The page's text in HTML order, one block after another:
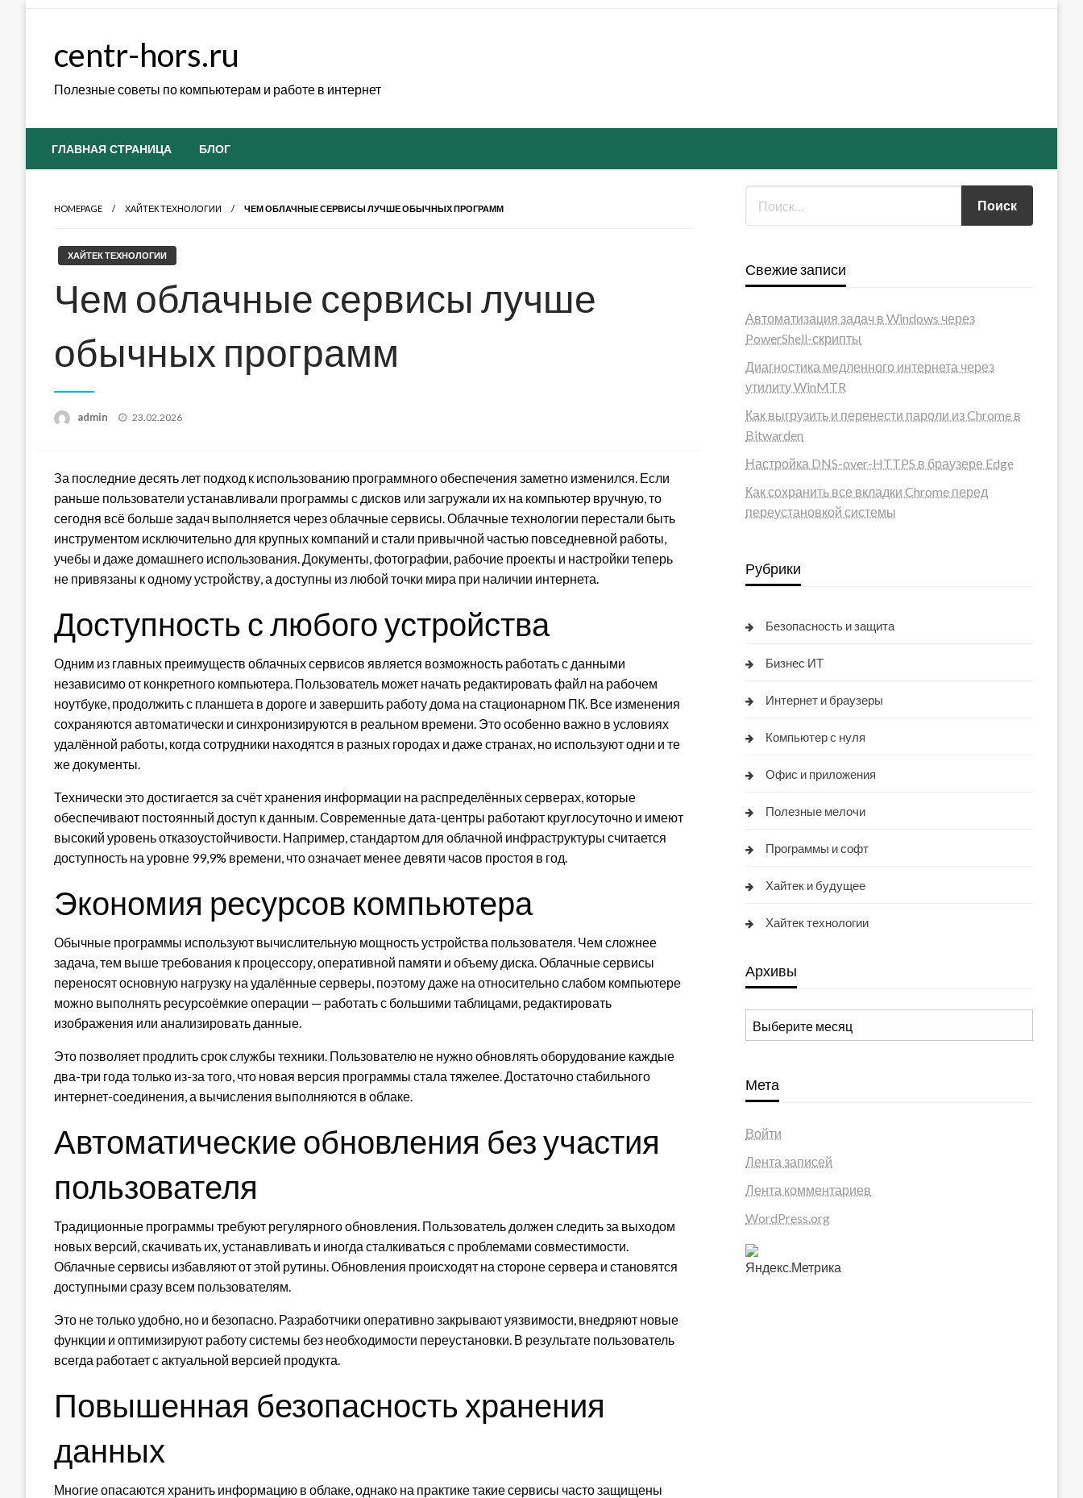
centr-hors.ru
Полезные советы по компьютерам и работе в интернет
ГЛАВНАЯ СТРАНИЦА БЛОГ
HOMEPAGE ХАЙТЕК ТЕХНОЛОГИИ ЧЕМ ОБЛАЧНЫЕ СЕРВИСЫ ЛУЧШЕ ОБЫЧНЫХ ПРОГРАММ
ХАЙТЕК ТЕХНОЛОГИИ
Чем облачные сервисы лучше
обычных программ
admin
Posted
23.02.2026
За последние десять лет подход к использованию программного обеспечения заметно изменился. Если
раньше пользователи устанавливали программы с дисков или загружали их на компьютер вручную, то
сегодня всё больше задач выполняется через облачные сервисы. Облачные технологии перестали быть
инструментом исключительно для крупных компаний и стали привычной частью повседневной работы,
учебы и даже домашнего использования. Документы, фотографии, рабочие проекты и настройки теперь
не привязаны к одному устройству, а доступны из любой точки мира при наличии интернета.
Доступность с любого устройства
Одним из главных преимуществ облачных сервисов является возможность работать с данными
независимо от конкретного компьютера. Пользователь может начать редактировать файл на рабочем
ноутбуке, продолжить с планшета в дороге и завершить работу дома на стационарном ПК. Все изменения
сохраняются автоматически и синхронизируются в реальном времени. Это особенно важно в условиях
удалённой работы, когда сотрудники находятся в разных городах и даже странах, но используют одни и те
же документы.
Технически это достигается за счёт хранения информации на распределённых серверах, которые
обеспечивают постоянный доступ к данным. Современные дата-центры работают круглосуточно и имеют
высокий уровень отказоустойчивости. Например, стандартом для облачной инфраструктуры считается
доступность на уровне 99,9% времени, что означает менее девяти часов простоя в год.
Экономия ресурсов компьютера
Обычные программы используют вычислительную мощность устройства пользователя. Чем сложнее
задача, тем выше требования к процессору, оперативной памяти и объему диска. Облачные сервисы
переносят основную нагрузку на удалённые серверы, поэтому даже на относительно слабом компьютере
можно выполнять ресурсоёмкие операции — работать с большими таблицами, редактировать
изображения или анализировать данные.
Это позволяет продлить срок службы техники. Пользователю не нужно обновлять оборудование каждые
два-три года только из-за того, что новая версия программы стала тяжелее. Достаточно стабильного
интернет-соединения, а вычисления выполняются в облаке.
Автоматические обновления без участия
пользователя
Традиционные программы требуют регулярного обновления. Пользователь должен следить за выходом
новых версий, скачивать их, устанавливать и иногда сталкиваться с проблемами совместимости.
Облачные сервисы избавляют от этой рутины. Обновления происходят на стороне сервера и становятся
доступными сразу всем пользователям.
Это не только удобно, но и безопасно. Разработчики оперативно закрывают уязвимости, внедряют новые
функции и оптимизируют работу системы без необходимости переустановки. В результате пользователь
всегда работает с актуальной версией продукта.
Повышенная безопасность хранения
данных
Многие опасаются хранить информацию в облаке, однако на практике такие сервисы часто защищены
Свежие записи
Автоматизация задач в Windows через
PowerShell-скрипты
Диагностика медленного интернета через
утилиту WinMTR
Как выгрузить и перенести пароли из Chrome в
Bitwarden
Настройка DNS-over-HTTPS в браузере Edge
Как сохранить все вкладки Chrome перед
переустановкой системы
Рубрики
Безопасность и защита
Бизнес ИТ
Интернет и браузеры
Компьютер с нуля
Офис и приложения
Полезные мелочи
Программы и софт
Хайтек и будущее
Хайтек технологии
Архивы
Архивы
Мета
Войти
Лента записей
Лента комментариев
WordPress.org